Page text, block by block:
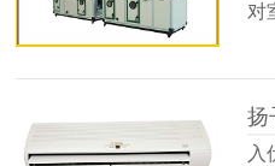
对
入